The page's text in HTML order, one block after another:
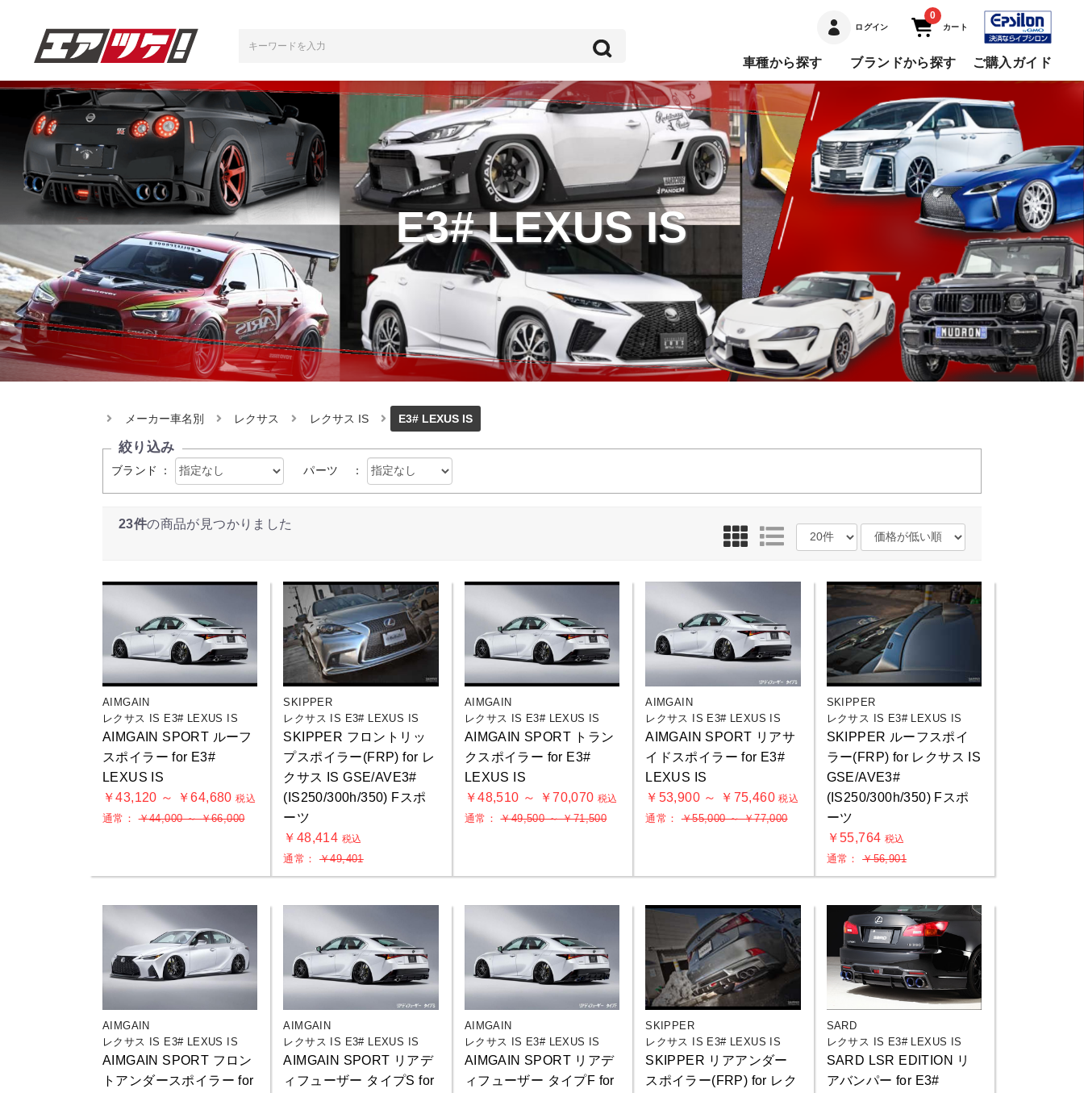
ログイン
0
カート
車種から探す ブランドから探す ご購入ガイド
E3# LEXUS IS
メーカー車名別 レクサス レクサス IS E3# LEXUS IS
絞り込み
ブランド ： パーツ ：
23件の商品が見つかりました
AIMGAIN
レクサス IS E3# LEXUS IS
AIMGAIN SPORT ルーフ
スポイラー for E3#
LEXUS IS
￥43,120 ～ ￥64,680税込
通常：￥44,000 ～ ￥66,000
SKIPPER
レクサス IS E3# LEXUS IS
SKIPPER フロントリッ
プスポイラー(FRP) for レ
クサス IS GSE/AVE3#
(IS250/300h/350) Fスポ
ーツ
￥48,414 税込
通常： ￥49,401
AIMGAIN
レクサス IS E3# LEXUS IS
AIMGAIN SPORT トラン
クスポイラー for E3#
LEXUS IS
￥48,510 ～ ￥70,070 税込
通常：￥49,500 ～ ￥71,500
AIMGAIN
レクサス IS E3# LEXUS IS
AIMGAIN SPORT リアサ
イドスポイラー for E3#
LEXUS IS
￥53,900 ～ ￥75,460税込
通常：￥55,000 ～ ￥77,000
SKIPPER
レクサス IS E3# LEXUS IS
SKIPPER ルーフスポイ
ラー(FRP) for レクサス IS
GSE/AVE3#
(IS250/300h/350) Fスポ
ーツ
￥55,764 税込
通常：￥56,901
AIMGAIN
レクサス IS E3# LEXUS IS
AIMGAIN SPORT フロン
トアンダースポイラー for
AIMGAIN
レクサス IS E3# LEXUS IS
AIMGAIN SPORT リアデ
ィフューザー タイプS for
AIMGAIN
レクサス IS E3# LEXUS IS
AIMGAIN SPORT リアデ
ィフューザー タイプF for
SKIPPER
レクサス IS E3# LEXUS IS
SKIPPER リアアンダー
スポイラー(FRP) for レク
SARD
レクサス IS E3# LEXUS IS
SARD LSR EDITION リ
アバンパー for E3#